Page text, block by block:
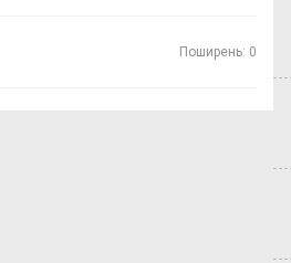
Поширень: 0